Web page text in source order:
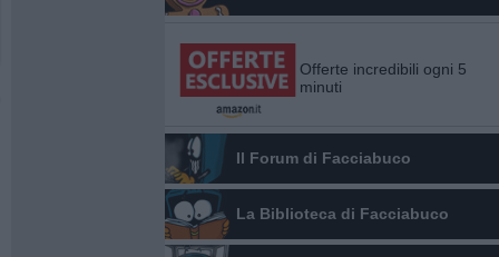
Offerte incredibili ogni 5
minuti
Il Forum di Facciabuco
La Biblioteca di Facciabuco